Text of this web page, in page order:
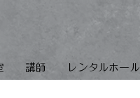
講師 レンタルホール